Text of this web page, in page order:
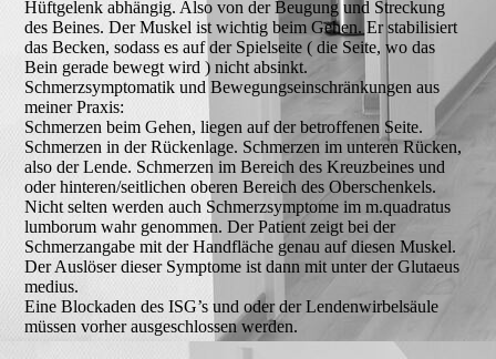
Hüftgelenk abhängig. Also von der Beugung und Streckung
des Beines. Der Muskel ist wichtig beim Gehen. Er stabilisiert
das Becken, sodass es auf der Spielseite ( die Seite, wo das
Bein gerade bewegt wird ) nicht absinkt.
Schmerzsymptomatik und Bewegungseinschränkungen aus
meiner Praxis:
Schmerzen beim Gehen, liegen auf der betroffenen Seite.
Schmerzen in der Rückenlage. Schmerzen im unteren Rücken,
also der Lende. Schmerzen im Bereich des Kreuzbeines und
oder hinteren/seitlichen oberen Bereich des Oberschenkels.
Nicht selten werden auch Schmerzsymptome im m.quadratus
lumborum wahr genommen. Der Patient zeigt bei der
Schmerzangabe mit der Handfläche genau auf diesen Muskel.
Der Auslöser dieser Symptome ist dann mit unter der Glutaeus
medius.
Eine Blockaden des ISG’s und oder der Lendenwirbelsäule
müssen vorher ausgeschlossen werden.